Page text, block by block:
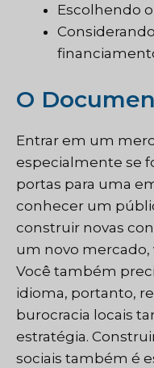
Escolhendo
O
Entrar em um
especialmente se
portas para uma
conhecer um
construir novas
um novo mercado,
Você também
idioma, portanto,
burocracia locais
estratégia.
sociais também é